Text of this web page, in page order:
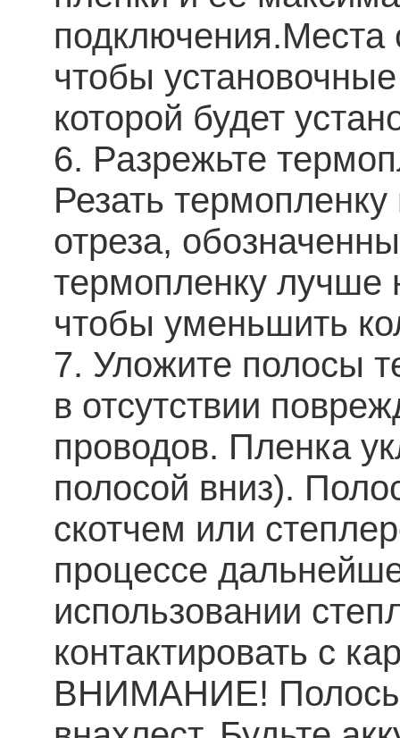
подключения.Места
чтобы
которой будет
6. Разрежьте
Резать
отреза,
термопленку
чтобы уменьшить
7. Уложите полосы
в отсутствии
проводов. Пленка
полосой вниз).
скотчем или
процессе
использовании
контактировать с
ВНИМАНИЕ! Полосы